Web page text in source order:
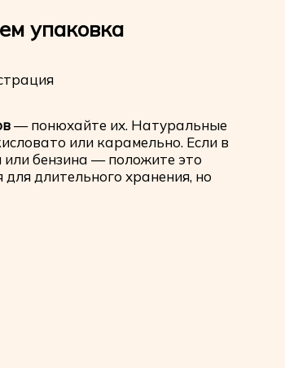
упаковка
— понюхайте их. Натуральные
или карамельно. Если в
или бензина — положите это
длительного хранения, но